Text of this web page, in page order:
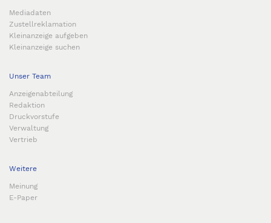
Mediadaten
Zustellreklamation
Kleinanzeige aufgeben
Kleinanzeige suchen
Unser Team
Anzeigenabteilung
Redaktion
Druckvorstufe
Verwaltung
Vertrieb
Weitere
Meinung
E-Paper